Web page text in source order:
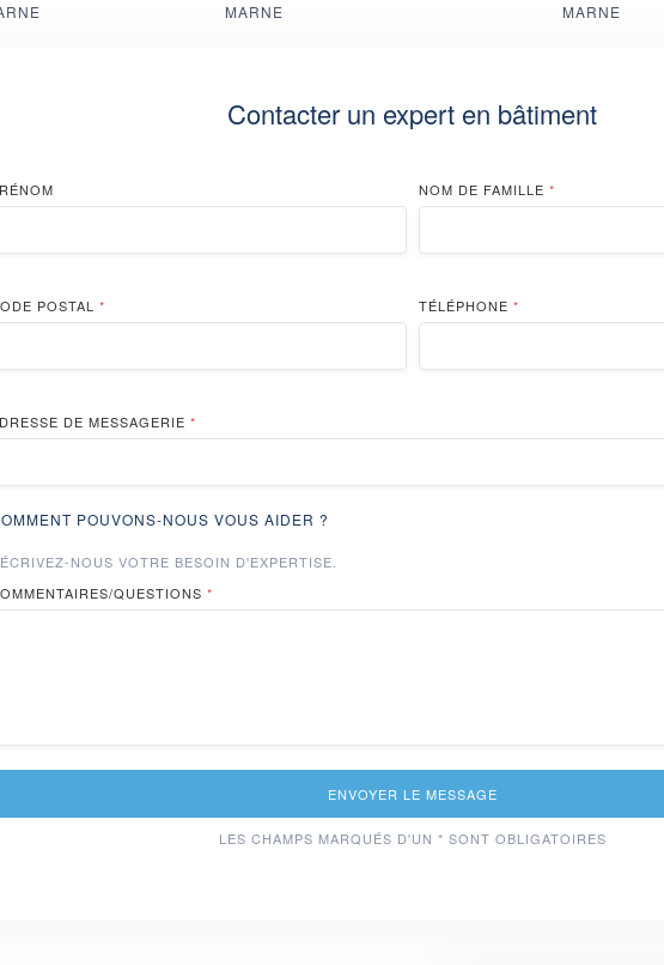
MARNE
MARNE
Contacter un expert en bâtiment
NOM DE FAMILLE *
POSTAL* TÉLÉPHONE *
DE MESSAGERIE*
POUVONS-NOUS VOUS AIDER ?
NOUS VOTRE BESOIN D'EXPERTISE.
QUESTIONS*
ENVOYER LE MESSAGE
LES CHAMPS MARQUÉS D'UN * SONT OBLIGATOIRES